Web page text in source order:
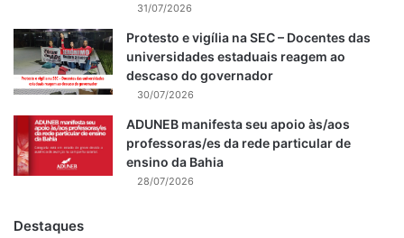
31/07/2026
Protesto e vigília na SEC – Docentes das
universidades estaduais reagem ao
descaso do governador
30/07/2026
ADUNEB manifesta seu apoio às/aos
professoras/es da rede particular de
ensino da Bahia
28/07/2026
Destaques